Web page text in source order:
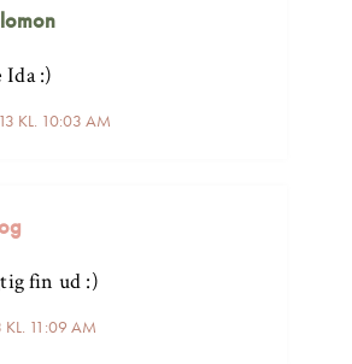
KL. 10:03 AM
Ida :)
11:09 AM
fin ud :)